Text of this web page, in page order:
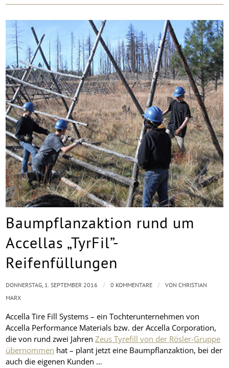
Baumpflanzaktion rund um
Accellas „TyrFil”-
Reifenfüllungen
Accella Tire Fill Systems – ein Tochterunternehmen von
Accella Performance Materials bzw. der Accella Corporation,
die von rund zwei JahrenZeus Tyrefill von der Rösler-Gruppe
übernommen hat – plant jetzt eine Baumpflanzaktion, bei der
auch die eigenen Kunden …
DONNERSTAG, 1. SEPTEMBER 2016 / 0 KOMMENTARE / VONCHRISTIAN
MARX